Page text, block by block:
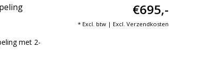
met 2-
€695,-
* Excl. btw | Excl. Verzendkosten